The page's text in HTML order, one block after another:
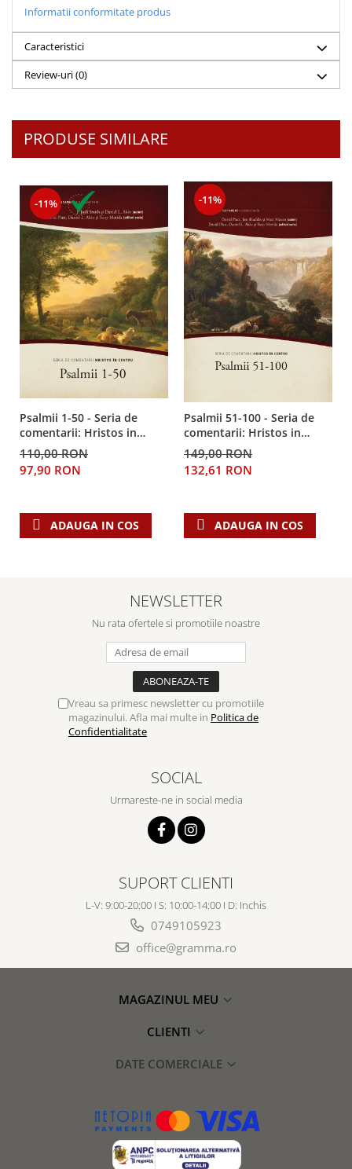
Informatii conformitate produs
Caracteristici
Review-uri(0)
PRODUSE SIMILARE
-11%
Psalmii 1-50 - Seria de
comentarii: Hristos in
centru
110,00 RON
97,90 RON
ADAUGA IN COS
-11%
Psalmii 51-100 - Seria de
comentarii: Hristos in
centru
149,00 RON
132,61 RON
ADAUGA IN COS
NEWSLETTER
Nu rata ofertele si promotiile noastre
Vreau sa primesc newsletter cu promotiile
magazinului. Afla mai multe in Politica de
Confidentialitate
SOCIAL
Urmareste-ne in social media
SUPORT CLIENTI
L-V: 9:00-20:00 I S: 10:00-14:00 I D: Inchis
0749105923
office@gramma.ro
MAGAZINUL MEU
CLIENTI
DATE COMERCIALE